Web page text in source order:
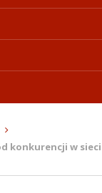
konkurencji w